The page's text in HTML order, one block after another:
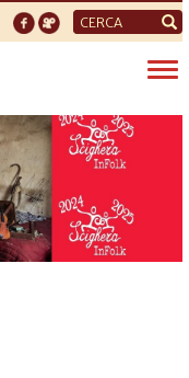
Form
di
ricerca